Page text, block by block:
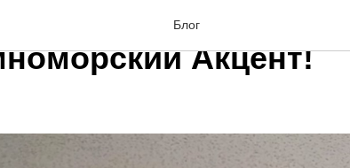
Блог
Креветки ,
Акцент!